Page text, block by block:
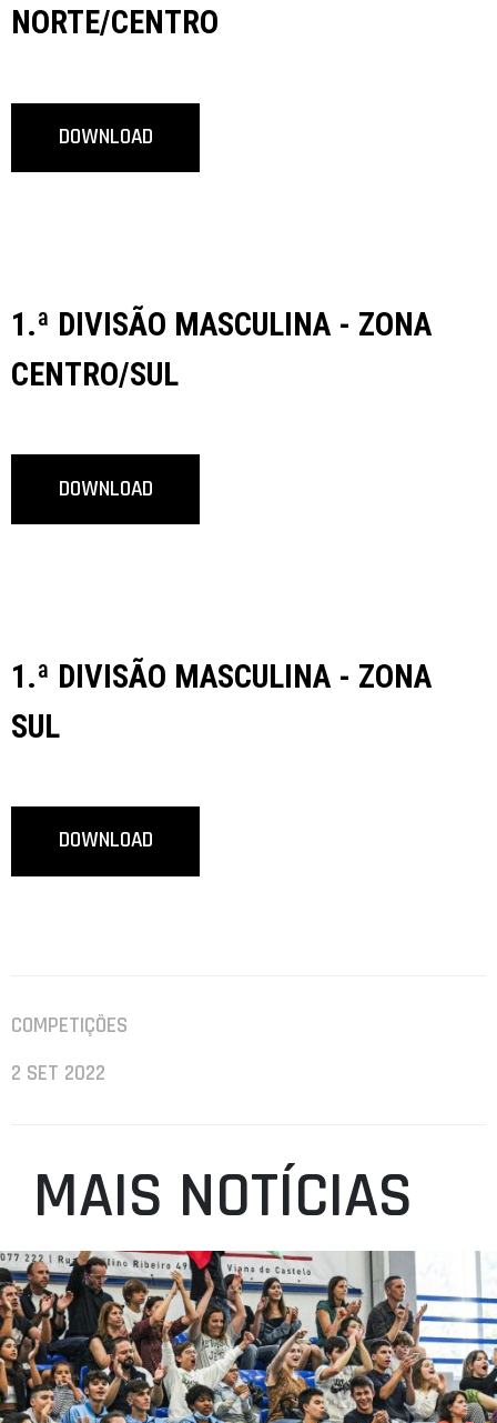
NORTE/CENTRO
DOWNLOAD
1.ª DIVISÃO MASCULINA - ZONA
CENTRO/SUL
DOWNLOAD
1.ª DIVISÃO MASCULINA - ZONA
SUL
DOWNLOAD
COMPETIÇÕES
2 SET 2022
MAIS NOTÍCIAS